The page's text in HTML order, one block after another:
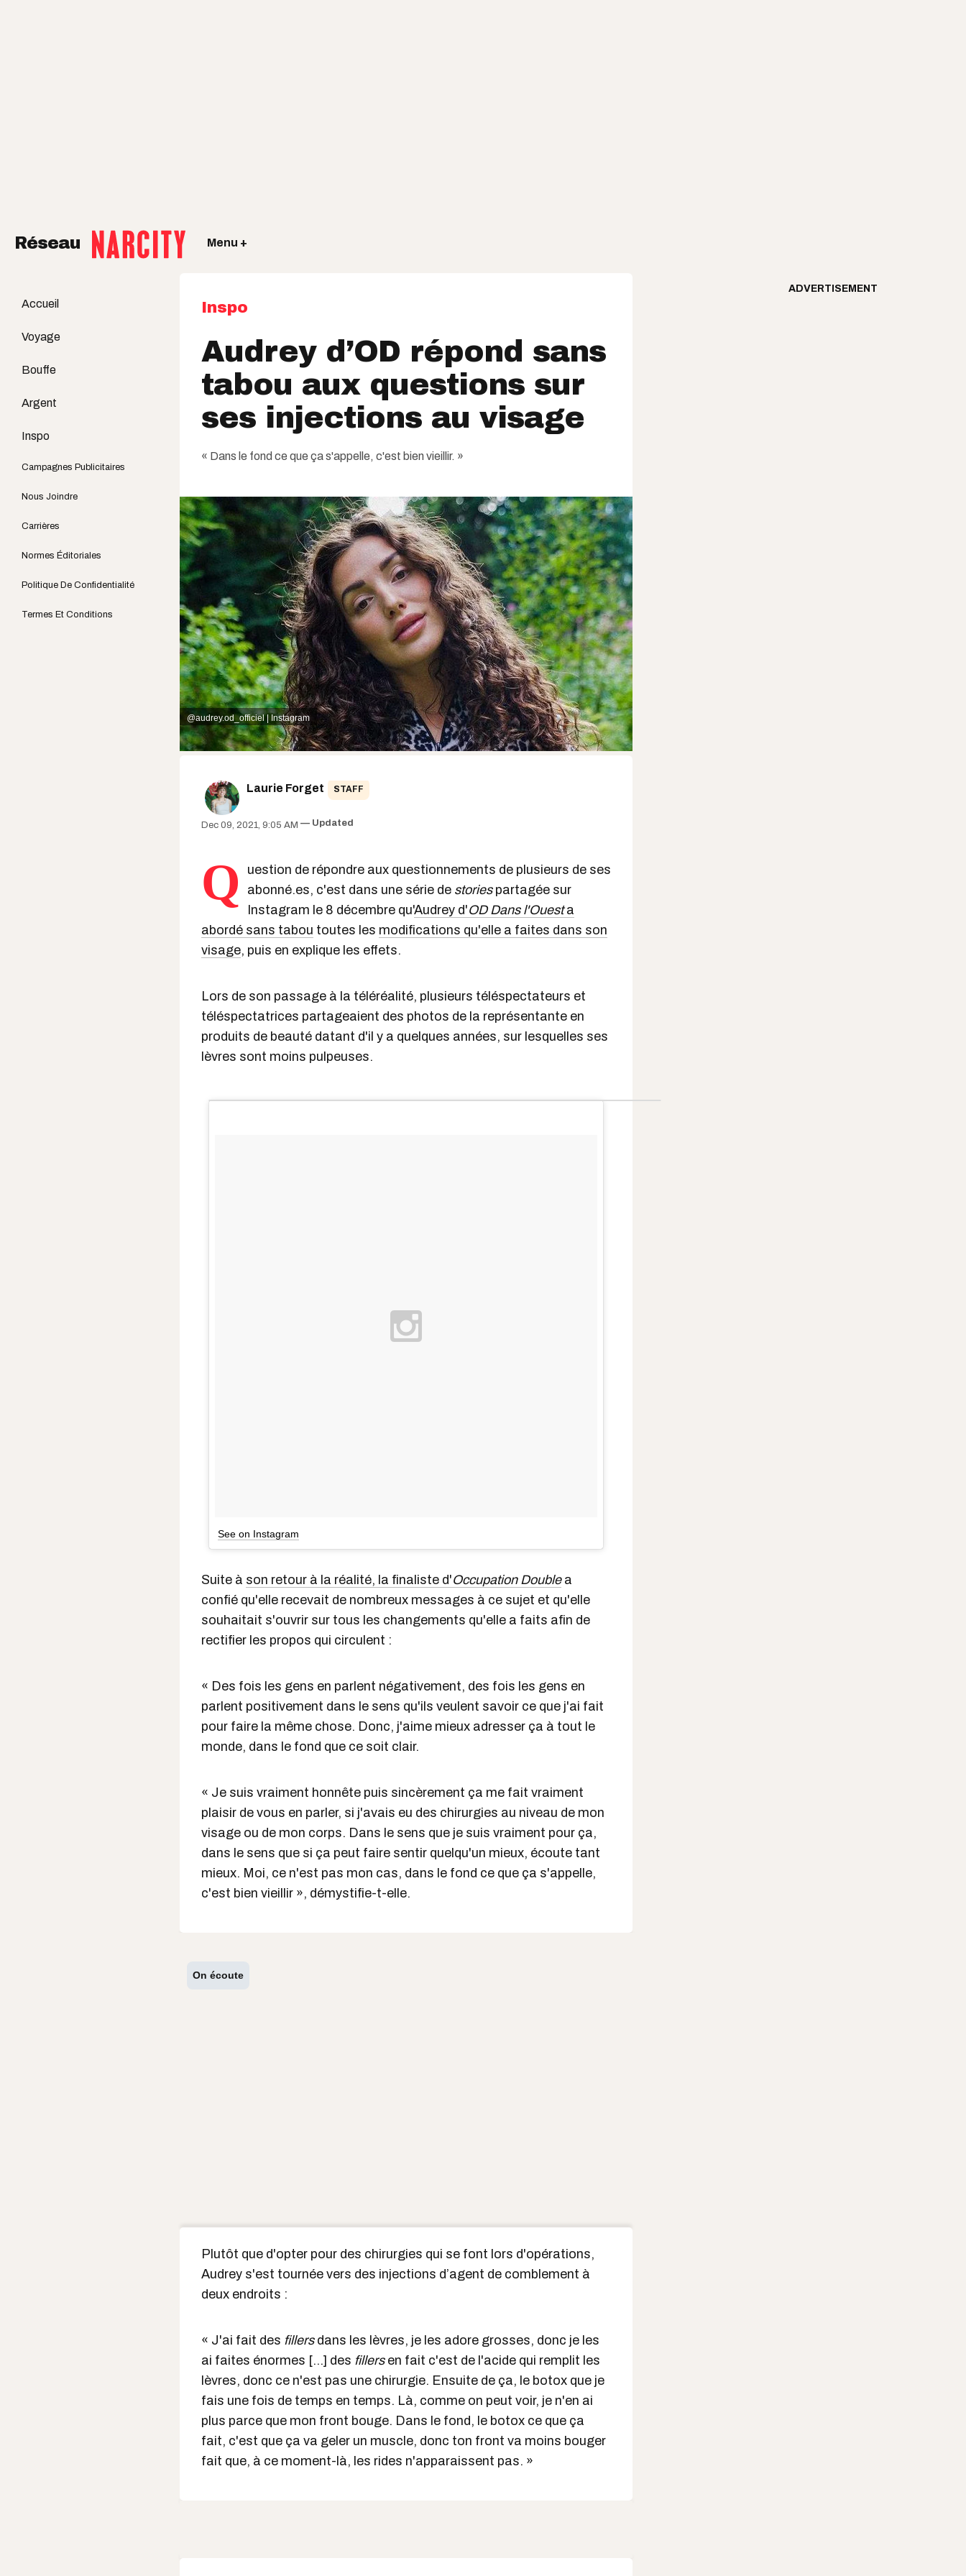
Réseau Menu +
Accueil
Voyage
Bouffe
Argent
Inspo
Campagnes Publicitaires
Nous Joindre
Carrières
Normes Éditoriales
Politique De Confidentialité
Termes Et Conditions
Inspo
Audrey d’OD répond sans
tabou aux questions sur
ses injections au visage
« Dans le fond ce que ça s'appelle, c'est bien vieillir. »
@audrey.od_officiel | Instagram
Laurie Forget STAFF
Dec 09, 2021, 9:05 AM Updated
Q
uestion de répondre aux questionnements de plusieurs de ses
abonné.es, c'est dans une série de storiespartagée sur
Instagram le 8 décembre qu'Audrey d'OD Dans l'Ouesta
abordé sans tabou toutes les modifications qu'elle a faites dans son
visage, puis en explique les effets.
Lors de son passage à la téléréalité, plusieurs téléspectateurs et
téléspectatrices partageaient des photos de la représentante en
produits de beauté datant d'il y a quelques années, sur lesquelles ses
lèvres sont moins pulpeuses.
See on Instagram
Suite à son retour à la réalité, la finaliste d'Occupation Double a
confié qu'elle recevait de nombreux messages à ce sujet et qu'elle
souhaitait s'ouvrir sur tous les changements qu'elle a faits afin de
rectifier les propos qui circulent :
« Des fois les gens en parlent négativement, des fois les gens en
parlent positivement dans le sens qu'ils veulent savoir ce que j'ai fait
pour faire la même chose. Donc, j'aime mieux adresser ça à tout le
monde, dans le fond que ce soit clair.
« Je suis vraiment honnête puis sincèrement ça me fait vraiment
plaisir de vous en parler, si j'avais eu des chirurgies au niveau de mon
visage ou de mon corps. Dans le sens que je suis vraiment pour ça,
dans le sens que si ça peut faire sentir quelqu'un mieux, écoute tant
mieux. Moi, ce n'est pas mon cas, dans le fond ce que ça s'appelle,
c'est bien vieillir », démystifie-t-elle.
On écoute
Plutôt que d'opter pour des chirurgies qui se font lors d'opérations,
Audrey s'est tournée vers des injections d’agent de comblement à
deux endroits :
« J'ai fait des fillersdans les lèvres, je les adore grosses, donc je les
ai faites énormes [...] des fillersen fait c'est de l'acide qui remplit les
lèvres, donc ce n'est pas une chirurgie. Ensuite de ça, le botox que je
fais une fois de temps en temps. Là, comme on peut voir, je n'en ai
plus parce que mon front bouge. Dans le fond, le botox ce que ça
fait, c'est que ça va geler un muscle, donc ton front va moins bouger
fait que, à ce moment-là, les rides n'apparaissent pas. »
ADVERTISEMENT